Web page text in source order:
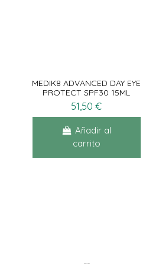
MEDIK8 ADVANCED DAY EYE
PROTECT SPF30 15ML
51,50 €
Añadir al
carrito